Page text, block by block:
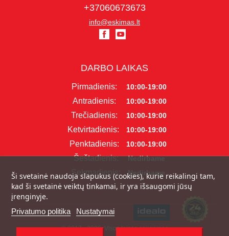
+37060673673
info@eskimas.lt
DARBO LAIKAS
Pirmadienis: 10:00-19:00
Antradienis: 10:00-19:00
Trečiadienis: 10:00-19:00
Ketvirtadienis: 10:00-19:00
Penktadienis: 10:00-19:00
Šeštadienis: Nedirbame
Sekmadienis: Nedirbame
Ši svetainė naudoja slapukus (cookies), kurie reikalingi tam,
kad ši svetainė veiktų tinkamai, ir yra išsaugomi jūsų
įrenginyje.
Privatumo politika Nustatymai
© 2017 - 2026, Visos teisės saugomos